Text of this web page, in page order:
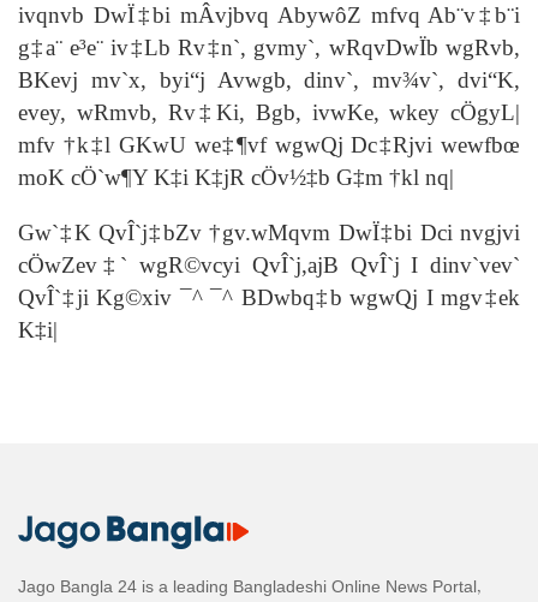
ivqnvb DwÏ‡bi mÂvjbvq AbywôZ mfvq Ab¨v‡b¨i
g‡a¨ e³e¨ iv‡Lb Rv‡n`, gvmy`, wRqvDwÏb wgRvb,
BKevj mv`x, byi“j Avwgb, dinv`, mv¾v`, dvi“K,
evey, wRmvb, Rv‡Ki, Bgb, ivwKe, wkey cÖgyL|
mfv †k‡l GKwU we‡¶vf wgwQj Dc‡Rjvi wewfbœ
moK cÖ`w¶Y K‡i K‡jR cÖv½‡b G‡m †kl nq|
Gw`‡K QvÎ`j‡bZv †gv.wMqvm DwÏ‡bi Dci nvgjvi
cÖwZev‡` wgR©vcyi QvÎ`j,ajB QvÎ`j I dinv`vev`
QvÎ`‡ji Kg©xiv ¯^ ¯^ BDwbq‡b wgwQj I mgv‡ek
K‡i|
Jago Bangla 24 is a leading Bangladeshi Online News Portal,